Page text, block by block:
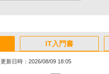
更新日時：2026/08/09 18:05
IT入門書